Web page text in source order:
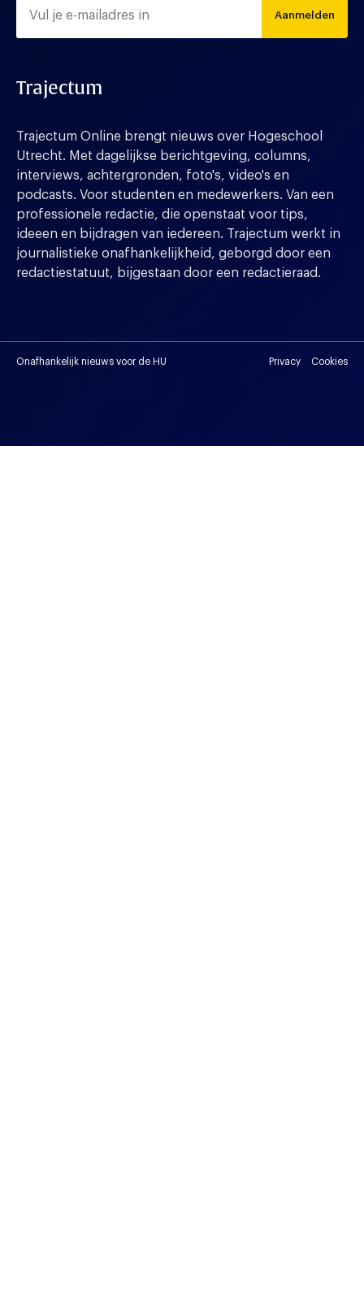
Aanmelden
Trajectum
Trajectum Online brengt nieuws over Hogeschool
Utrecht. Met dagelijkse berichtgeving, columns,
interviews, achtergronden, foto's, video's en
podcasts. Voor studenten en medewerkers. Van een
professionele redactie, die openstaat voor tips,
ideeen en bijdragen van iedereen. Trajectum werkt in
journalistieke onafhankelijkheid, geborgd door een
redactiestatuut, bijgestaan door een redactieraad.
Onafhankelijk nieuws voor de HU Privacy Cookies